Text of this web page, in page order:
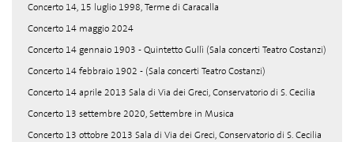
Concerto 14, 15 luglio 1998, Terme di Caracalla
Concerto 14 maggio 2024
Concerto 14 gennaio 1903 - Quintetto Gullì (Sala concerti Teatro Costanzi)
Concerto 14 febbraio 1902 - (Sala concerti Teatro Costanzi)
Concerto 14 aprile 2013 Sala di Via dei Greci, Conservatorio di S. Cecilia
Concerto 13 settembre 2020, Settembre in Musica
Concerto 13 ottobre 2013 Sala di Via dei Greci, Conservatorio di S. Cecilia